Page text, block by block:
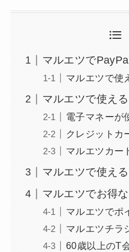
マルエツで
マルエツで使
マルエツで使え
電子マネーが
クレジットカ
マルエツカー
マルエツで使え
マルエツでお得
マルエツでポ
マルエツチラ
60歳以上のT